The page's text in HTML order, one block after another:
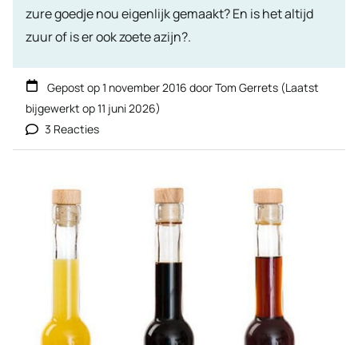
zure goedje nou eigenlijk gemaakt? En is het altijd
zuur of is er ook zoete azijn?.
Gepost op1 november 2016 doorTom Gerrets (Laatst
bijgewerkt op11 juni 2026)
3 Reacties